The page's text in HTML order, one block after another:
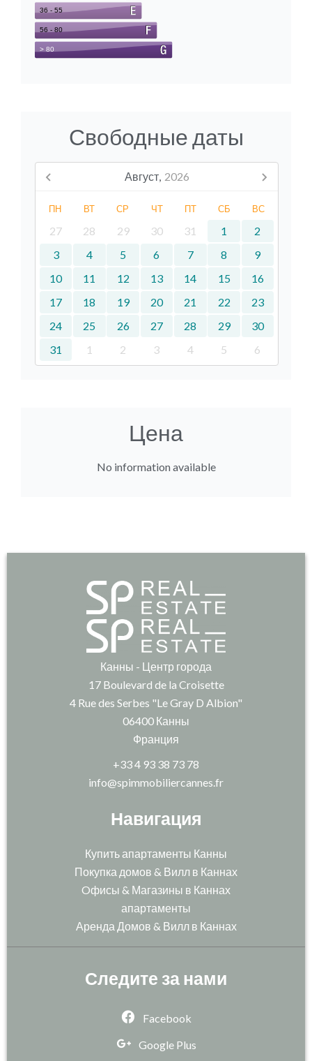
Свободные даты
Август, 2026
ПН ВТ СР ЧТ ПТ СБ ВС
27 28 29 30 31 1
2
3
4 5 6 7 8
9
10
11 12 13 14 15
16
17
18 19 20 21 22
23
24
25 26 27 28 29
30
31
1 2 3 4 5 6
Цена
No information available
Навигация
Купить апартаменты Канны
Покупка домов & Вилл в Каннах
Oфисы & Магазины в Каннах
апартаменты
Аренда Домов & Вилл в Каннах
Канны - Центр города
17 Boulevard de la Croisette
4 Rue des Serbes "Le Gray D Albion"
06400 Канны
Франция
+33 4 93 38 73 78
info@spimmobiliercannes.fr
Следите за нами
Facebook
Google Plus